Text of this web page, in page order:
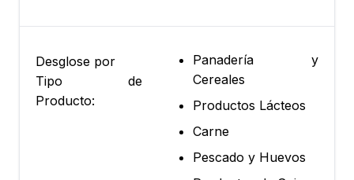
Desglose por
Tipo de
Producto:
Panadería y
Cereales
Productos Lácteos
Carne
Pescado y Huevos